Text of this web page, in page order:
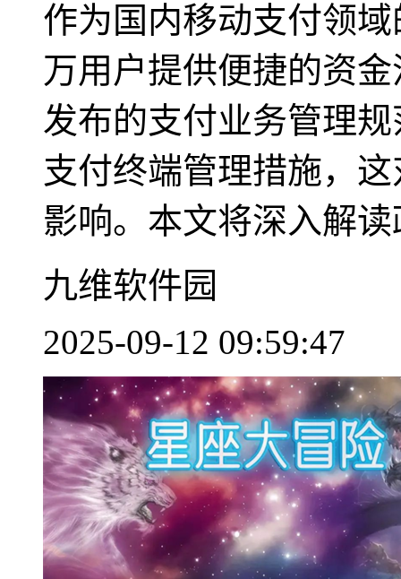
作为国内移动支付领
万用户提供便捷的资
发布的支付业务管理
支付终端管理措施，
影响。本文将深入解读
九维软件园
2025-09-12 09:59:47